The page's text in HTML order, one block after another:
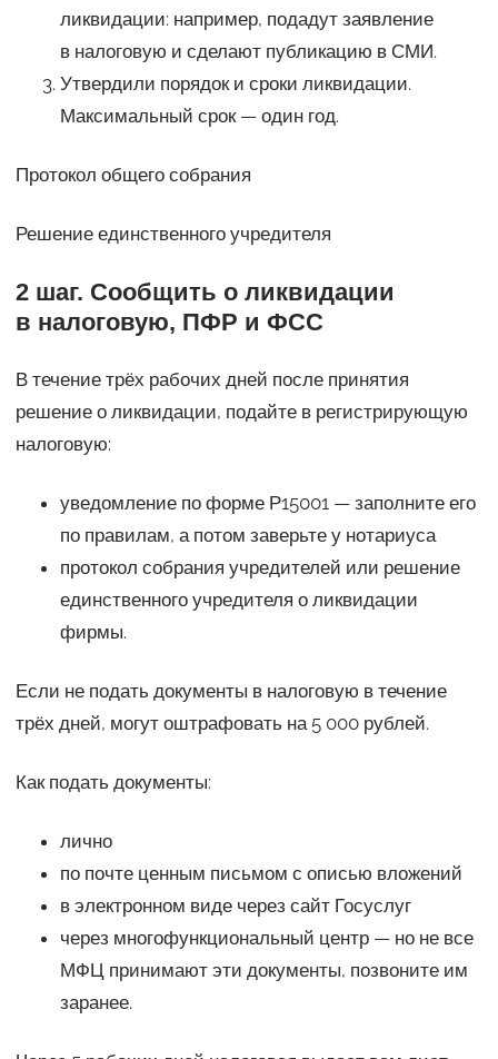
ликвидации: например, подадут заявление
в налоговую и сделают публикацию в СМИ.
Утвердили порядок и сроки ликвидации.
Максимальный срок — один год.
Протокол общего собрания
Решение единственного учредителя
2 шаг. Сообщить о ликвидации
в налоговую, ПФР и ФСС
В течение трёх рабочих дней после принятия
решение о ликвидации, подайте в регистрирующую
налоговую:
уведомление по форме Р15001 — заполните его
по правилам, а потом заверьте у нотариуса
протокол собрания учредителей или решение
единственного учредителя о ликвидации
фирмы.
Если не подать документы в налоговую в течение
трёх дней, могут оштрафовать на 5 000 рублей.
Как подать документы:
лично
по почте ценным письмом с описью вложений
в электронном виде через сайт Госуслуг
через многофункциональный центр — но не все
МФЦ принимают эти документы, позвоните им
заранее.